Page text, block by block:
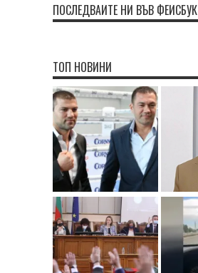
ПОСЛЕДВАЙТЕ НИ ВЪВ ФЕЙСБУК
ТОП НОВИНИ